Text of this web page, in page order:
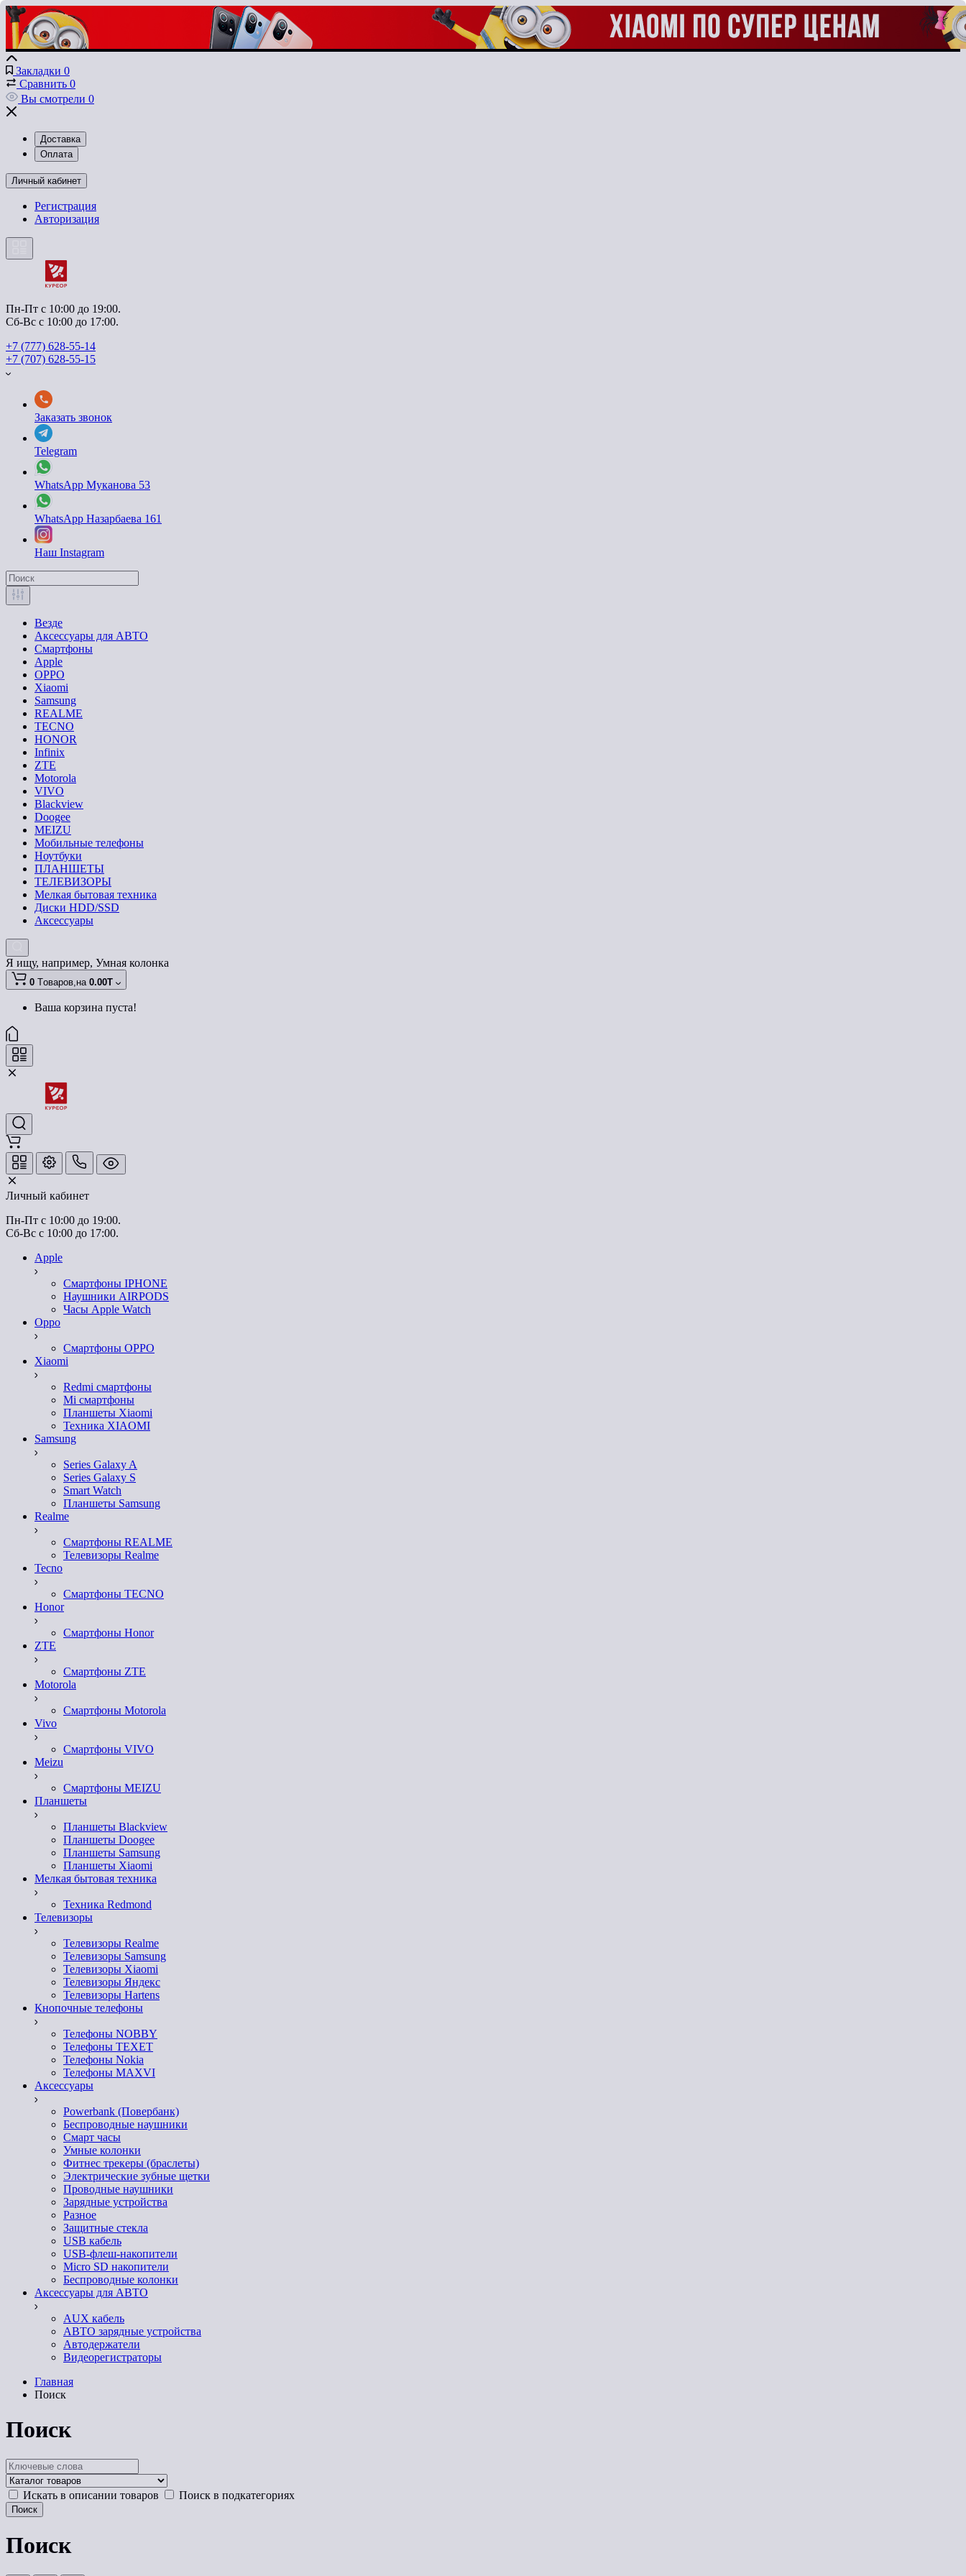
Закладки 0
Сравнить 0
Вы смотрели 0
Доставка
Оплата
Личный кабинет
Регистрация
Авторизация
Пн-Пт с 10:00 до 19:00.
Сб-Вс с 10:00 до 17:00.
+7 (777) 628-55-14
+7 (707) 628-55-15
Заказать звонок
Telegram
WhatsApp Муканова 53
WhatsApp Назарбаева 161
Наш Instagram
Везде
Аксессуары для АВТО
Смартфоны
Apple
OPPO
Xiaomi
Samsung
REALME
TECNO
HONOR
Infinix
ZTE
Motorola
VIVO
Blackview
Doogee
MEIZU
Мобильные телефоны
Ноутбуки
ПЛАНШЕТЫ
ТЕЛЕВИЗОРЫ
Мелкая бытовая техника
Диски HDD/SSD
Аксессуары
Я ищу, например, Умная колонка
0 Tоваров,на 0.00T
Ваша корзина пуста!
Личный кабинет
Пн-Пт с 10:00 до 19:00.
Сб-Вс с 10:00 до 17:00.
Apple
Смартфоны IPHONE
Наушники AIRPODS
Часы Apple Watch
Oppo
Смартфоны OPPO
Xiaomi
Redmi смартфоны
Mi смартфоны
Планшеты Xiaomi
Техника XIAOMI
Samsung
Series Galaxy A
Series Galaxy S
Smart Watch
Планшеты Samsung
Realme
Смартфоны REALME
Телевизоры Realme
Tecno
Смартфоны TECNO
Honor
Смартфоны Honor
ZTE
Смартфоны ZTE
Motorola
Смартфоны Motorola
Vivo
Смартфоны VIVO
Meizu
Смартфоны MEIZU
Планшеты
Планшеты Blackview
Планшеты Doogee
Планшеты Samsung
Планшеты Xiaomi
Мелкая бытовая техника
Техника Redmond
Телевизоры
Телевизоры Realme
Телевизоры Samsung
Телевизоры Xiaomi
Телевизоры Яндекс
Телевизоры Hartens
Кнопочные телефоны
Телефоны NOBBY
Телефоны TEXET
Телефоны Nokia
Телефоны MAXVI
Аксессуары
Powerbank (Повербанк)
Беспроводные наушники
Смарт часы
Умные колонки
Фитнес трекеры (браслеты)
Электрические зубные щетки
Проводные наушники
Зарядные устройства
Разное
Защитные стекла
USB кабель
USB-флеш-накопители
Micro SD накопители
Беспроводные колонки
Аксессуары для АВТО
AUX кабель
АВТО зарядные устройства
Автодержатели
Видеорегистраторы
Главная
Поиск
Поиск
Искать в описании товаров Поиск в подкатегориях
Поиск